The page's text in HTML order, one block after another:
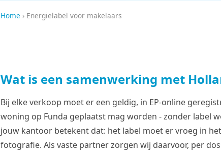
Home › Energielabel voor makelaars
Wat is een samenwerking met
Bij elke verkoop moet er een geldig, in EP-online
woning op Funda geplaatst mag worden - zonder label
jouw kantoor betekent dat: het label moet er vroeg in
fotografie. Als vaste partner zorgen wij daarvoor, per